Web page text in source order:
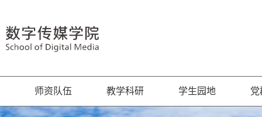
师资队伍 教学科研 学生园地 党